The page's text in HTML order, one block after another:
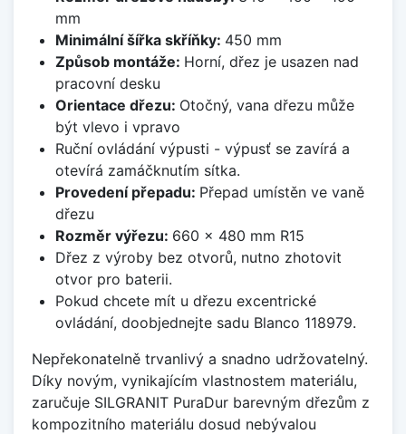
mm
Minimální šířka skříňky: 450 mm
Způsob montáže: Horní, dřez je usazen nad
pracovní desku
Orientace dřezu: Otočný, vana dřezu může
být vlevo i vpravo
Ruční ovládání výpusti - výpusť se zavírá a
otevírá zamáčknutím sítka.
Provedení přepadu: Přepad umístěn ve vaně
dřezu
Rozměr výřezu: 660 x 480 mm R15
Dřez z výroby bez otvorů, nutno zhotovit
otvor pro baterii.
Pokud chcete mít u dřezu excentrické
ovládání, doobjednejte sadu Blanco 118979.
Nepřekonatelně trvanlivý a snadno udržovatelný.
Díky novým, vynikajícím vlastnostem materiálu,
zaručuje SILGRANIT PuraDur barevným dřezům z
kompozitního materiálu dosud nebývalou